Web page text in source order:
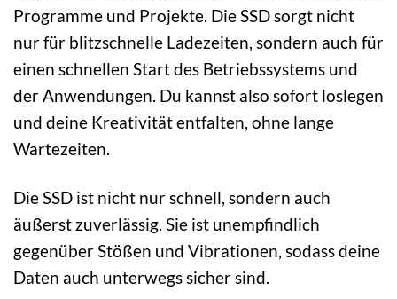
Programme und Projekte. Die SSD sorgt nicht
nur für blitzschnelle Ladezeiten, sondern auch für
einen schnellen Start des Betriebssystems und
der Anwendungen. Du kannst also sofort loslegen
und deine Kreativität entfalten, ohne lange
Wartezeiten.
Die SSD ist nicht nur schnell, sondern auch
äußerst zuverlässig. Sie ist unempfindlich
gegenüber Stößen und Vibrationen, sodass deine
Daten auch unterwegs sicher sind.